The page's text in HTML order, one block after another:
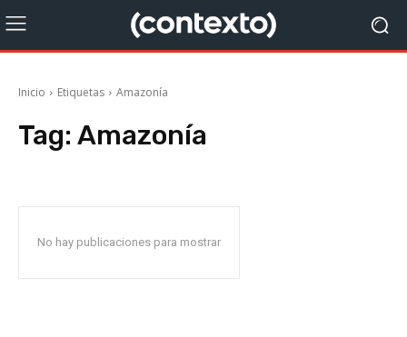
Inicio Etiquetas Amazonía
Tag: Amazonía
No hay publicaciones para mostrar